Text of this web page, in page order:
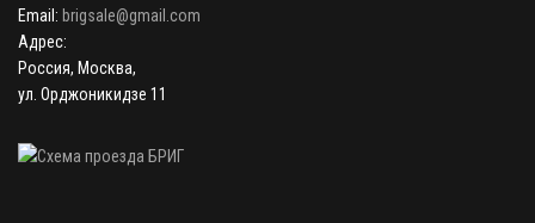
Email: brigsale@gmail.com
Адрес:
Россия, Москва,
ул. Орджоникидзе 11